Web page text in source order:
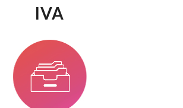
IVA